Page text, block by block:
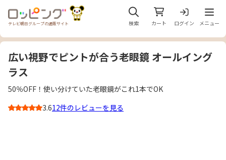
テレビ朝日グループの通販サイト 検索 カート ログイン
メニ
メニュー
広い視野でピントが合う老眼鏡 オールイング
ラス
50％OFF！使い分けていた老眼鏡がこれ1本でOK
3.612件のレビューを見る